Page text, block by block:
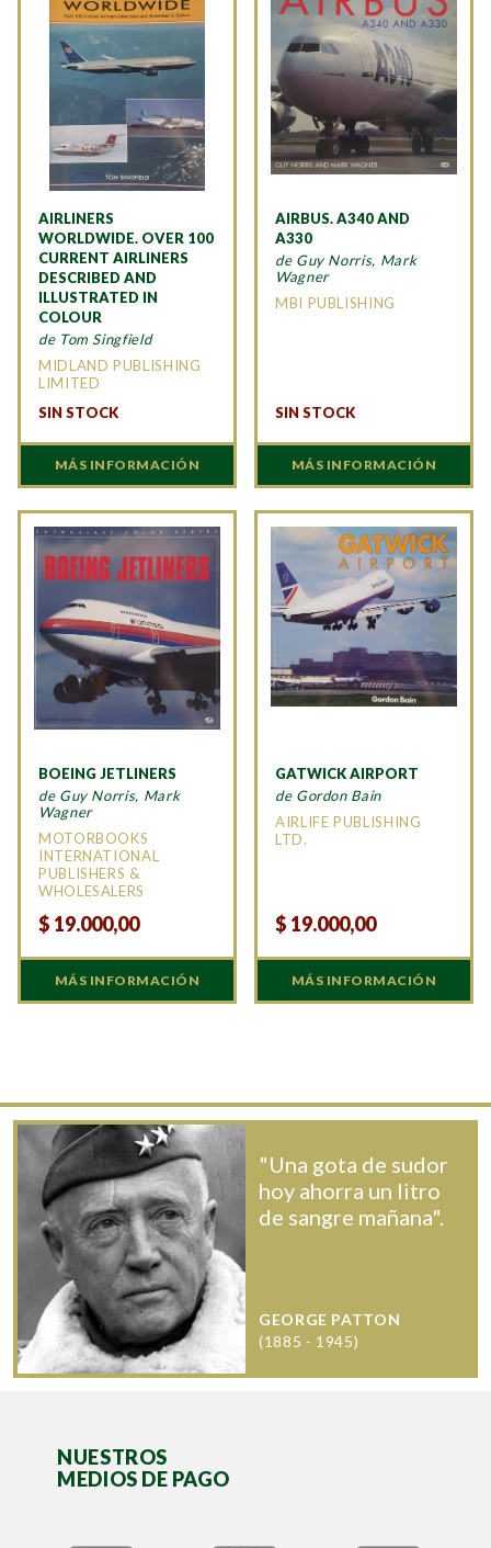
AIRLINERS
WORLDWIDE. OVER 100
CURRENT AIRLINERS
DESCRIBED AND
ILLUSTRATED IN
COLOUR
de Tom Singfield
MIDLAND PUBLISHING
LIMITED
SIN STOCK
MÁS INFORMACIÓN
AIRBUS. A340 AND
A330
de Guy Norris, Mark
Wagner
MBI PUBLISHING
SIN STOCK
MÁS INFORMACIÓN
BOEING JETLINERS
de Guy Norris, Mark
Wagner
MOTORBOOKS
INTERNATIONAL
PUBLISHERS &
WHOLESALERS
$ 19.000,00
MÁS INFORMACIÓN
GATWICK AIRPORT
de Gordon Bain
AIRLIFE PUBLISHING
LTD.
$ 19.000,00
MÁS INFORMACIÓN
"Una gota de sudor
hoy ahorra un litro
de sangre mañana".
GEORGE PATTON
(1885 - 1945)
NUESTROS
MEDIOS DE PAGO